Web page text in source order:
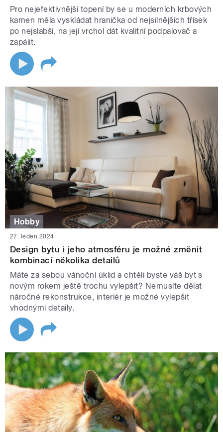
Pro nejefektivnější topení by se u moderních krbových
kamen měla vyskládat hranička od nejsilnějších třísek
po nejslabší, na její vrchol dát kvalitní podpalovač a
zapálit.
Hobby
27. leden 2024
Design bytu i jeho atmosféru je možné změnit
kombinací několika detailů
Máte za sebou vánoční úklid a chtěli byste váš byt s
novým rokem ještě trochu vylepšit? Nemusíte dělat
náročné rekonstrukce, interiér je možné vylepšit
vhodnými detaily.